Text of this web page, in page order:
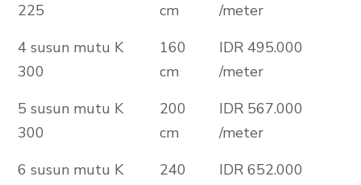
225
cm
/meter
4 susun mutu K
300
160
cm
IDR 495.000
/meter
5 susun mutu K
300
200
cm
IDR 567.000
/meter
6 susun mutu K
240
IDR 652.000